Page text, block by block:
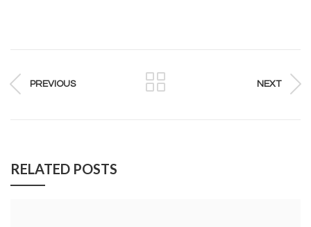
PREVIOUS NEXT
RELATED POSTS